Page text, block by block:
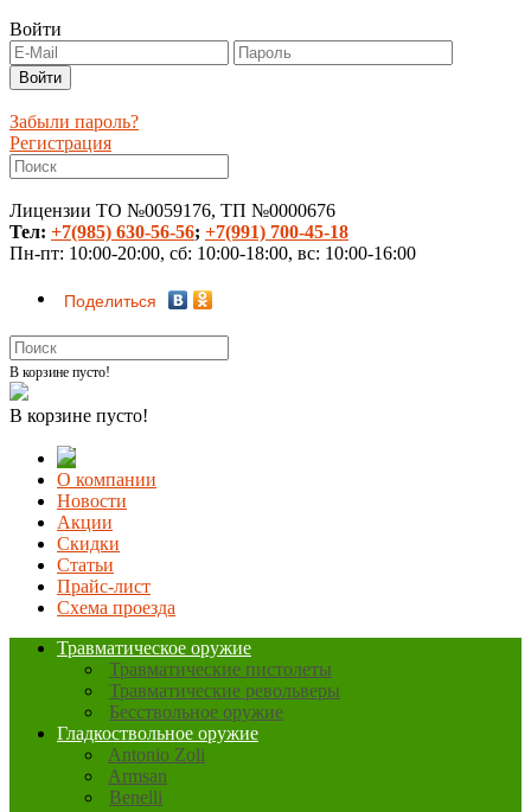
Войти
Забыли пароль?
Регистрация
Лицензии ТО №0059176, ТП №0000676
Тел: +7(985) 630-56-56; +7(991) 700-45-18
Пн-пт: 10:00-20:00, сб: 10:00-18:00, вс: 10:00-16:00
Поделиться
В корзине пусто!
В корзине пусто!
О компании
Новости
Акции
Скидки
Статьи
Прайс-лист
Схема проезда
Травматическое оружие
Травматические пистолеты
Травматические револьверы
Бесствольное оружие
Гладкоствольное оружие
Antonio Zoli
Armsan
Benelli